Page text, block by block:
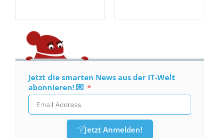
Jetzt die smarten News aus der IT-Welt
abonnieren! 💌
Jetzt Anmelden!